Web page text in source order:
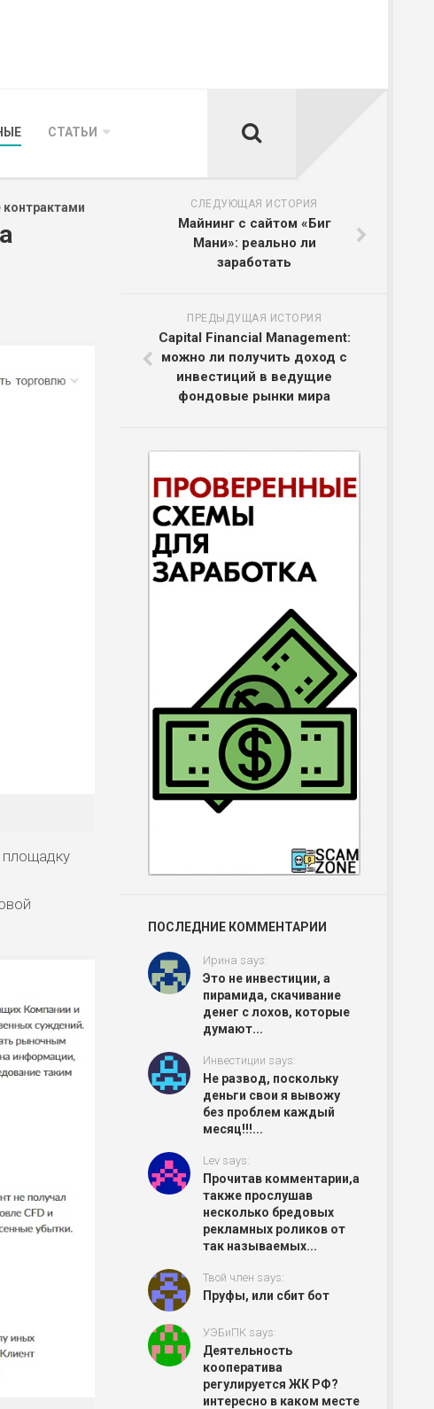
СТАТЬИ
контрактами
площадку
СЛЕДУЮЩАЯ ИСТОРИЯ
Майнинг с сайтом «Биг
Мани»: реально ли
заработать
ПРЕДЫДУЩАЯ ИСТОРИЯ
Capital Financial Management:
можно ли получить доход с
инвестиций в ведущие
фондовые рынки мира
ПОСЛЕДНИЕ КОММЕНТАРИИ
Ирина says:
Это не инвестиции, а
пирамида, скачивание
денег с лохов, которые
думают...
Инвестиции says:
Не развод, поскольку
деньги свои я вывожу
без проблем каждый
месяц!!!...
Lev says:
Прочитав комментарии,а
также прослушав
несколько бредовых
рекламных роликов от
так называемых...
Твой член says:
Пруфы, или сбит бот
УЭБиПК says:
Деятельность
кооператива
регулируется ЖК РФ?
интересно в каком месте